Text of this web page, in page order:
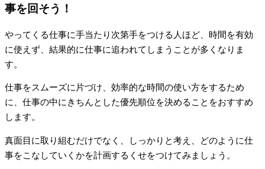
事を回そう！
やってくる仕事に手当たり次第手をつける人ほど、時間を有効
に使えず、結果的に仕事に追われてしまうことが多くなりま
す。
仕事をスムーズに片づけ、効率的な時間の使い方をするため
に、仕事の中にきちんとした優先順位を決めることをおすすめ
します。
真面目に取り組むだけでなく、しっかりと考え、どのように仕
事をこなしていくかを計画するくせをつけてみましょう。